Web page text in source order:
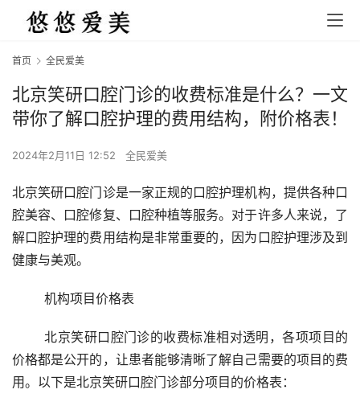
首页 全民爱美
北京笑研口腔门诊的收费标准是什么？一文
带你了解口腔护理的费用结构，附价格表！
2024年2月11日 12:52 全民爱美
北京笑研口腔门诊是一家正规的口腔护理机构，提供各种口
腔美容、口腔修复、口腔种植等服务。对于许多人来说，了
解口腔护理的费用结构是非常重要的，因为口腔护理涉及到
健康与美观。
	机构项目价格表
	北京笑研口腔门诊的收费标准相对透明，各项项目的
价格都是公开的，让患者能够清晰了解自己需要的项目的费
用。以下是北京笑研口腔门诊部分项目的价格表：